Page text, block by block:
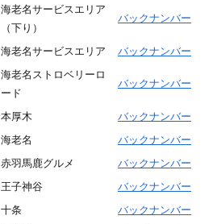
海老名サービスエリア
（下り）
バックナンバー
海老名サービスエリア バックナンバー
海老名ストロベリーロ
ード
バックナンバー
本厚木
バックナンバー
海老名
バックナンバー
赤羽馬鹿グルメ
バックナンバー
王子神谷
バックナンバー
十条
バックナンバー